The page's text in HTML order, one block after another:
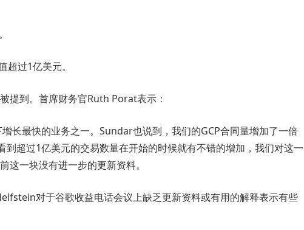
过1亿美元。
提到。首席财务官Ruth Porat表示：
长最快的业务之一。Sundar也说到，我们的GCP合同量增加了一倍
到超过1亿美元的交易数量在开始的时候就有不错的增加，我们对这一
这一块没有进一步的更新资料。
对于谷歌收益电话会议上缺乏更新资料或有用的解释表示有些